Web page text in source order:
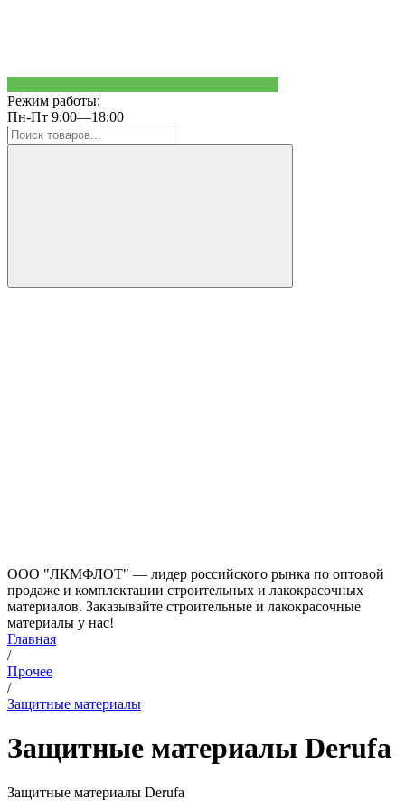
Режим работы:
Пн-Пт 9:00—18:00
ООО "ЛКМФЛОТ" — лидер российского рынка по оптовой
продаже и комплектации строительных и лакокрасочных
материалов. Заказывайте строительные и лакокрасочные
материалы у нас!
Главная
/
Прочее
/
Защитные материалы
Защитные материалы Derufa
Защитные материалы Derufa